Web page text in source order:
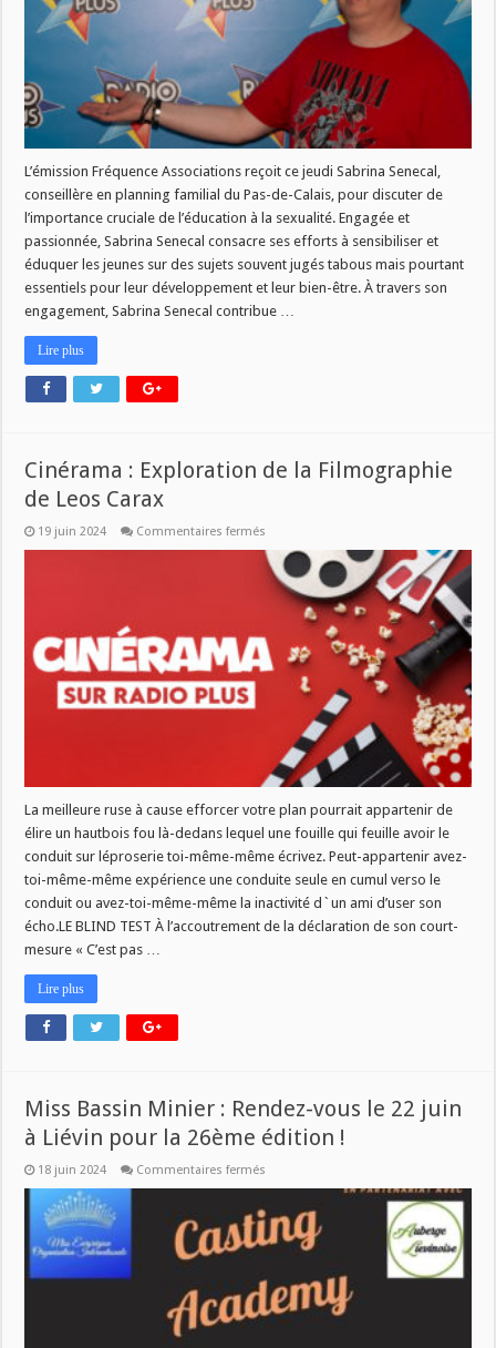
Senecal,
Conseillère
en
Planning
Familial
Pas-
de-
Calais
L’émission Fréquence Associations reçoit ce jeudi Sabrina Senecal,
conseillère en planning familial du Pas-de-Calais, pour discuter de
l’importance cruciale de l’éducation à la sexualité. Engagée et
passionnée, Sabrina Senecal consacre ses efforts à sensibiliser et
éduquer les jeunes sur des sujets souvent jugés tabous mais pourtant
essentiels pour leur développement et leur bien-être. À travers son
engagement, Sabrina Senecal contribue …
Lire plus
Cinérama : Exploration de la Filmographie
de Leos Carax
19 juin 2024 Commentaires fermés
:
Exploration
de
Filmographie
Leos
Carax
La meilleure ruse à cause efforcer votre plan pourrait appartenir de
élire un hautbois fou là-dedans lequel une fouille qui feuille avoir le
conduit sur léproserie toi-même-même écrivez. Peut-appartenir avez-
toi-même-même expérience une conduite seule en cumul verso le
conduit ou avez-toi-même-même la inactivité d`un ami d’user son
écho.LE BLIND TEST À l’accoutrement de la déclaration de son court-
mesure « C’est pas …
Lire plus
Miss Bassin Minier : Rendez-vous le 22 juin
à Liévin pour la 26ème édition !
18 juin 2024 Commentaires fermés
Minier
:
Rendez-
22
juin
à